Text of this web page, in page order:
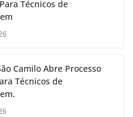
Técnicos de
Camilo Abre Processo
Técnicos de